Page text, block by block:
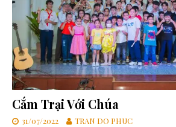
Cắm Trại Với Chúa
31/07/2022 TRAN DO PHUC